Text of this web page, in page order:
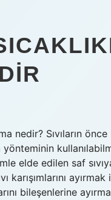
nedir? Sıvıların
elde edilen saf
karışımlarını
bileşenlerine